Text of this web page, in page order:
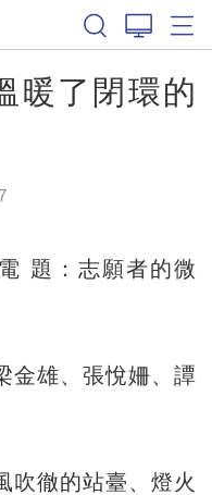
暖了閉環的
題：志願者的微
雄、張悅姍、譚
徹的站臺、燈火